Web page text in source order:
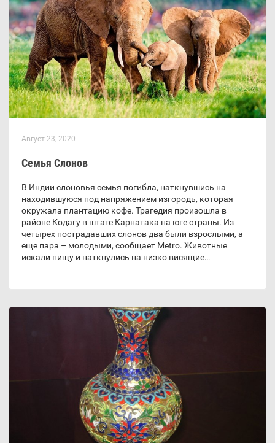
Август 23, 2020
Семья Слонов
В Индии слоновья семья погибла, наткнувшись на
находившуюся под напряжением изгородь, которая
окружала плантацию кофе. Трагедия произошла в
районе Кодагу в штате Карнатака на юге страны. Из
четырех пострадавших слонов два были взрослыми, а
еще пара – молодыми, сообщает Metro. Животные
искали пищу и наткнулись на низко висящие…